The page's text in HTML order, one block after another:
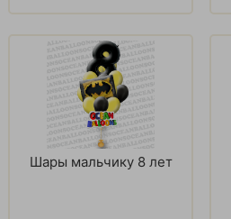
Шары мальчику 8 лет